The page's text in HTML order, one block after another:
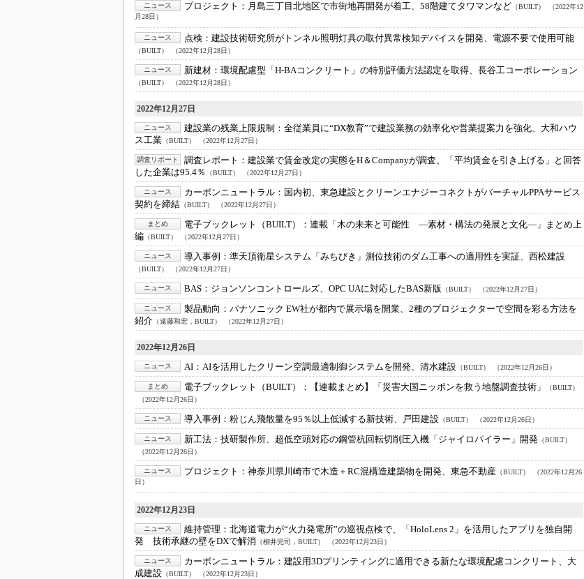
ニュース プロジェクト： 月島三丁目北地区で市街地再開発が着工、58階建てタワマンなど （BUILT） （2022年12
月28日）
ニュース 点検： 建設技術研究所がトンネル照明灯具の取付異常検知デバイスを開発、電源不要で使用可能
（BUILT） （2022年12月28日）
ニュース 新建材： 環境配慮型「H-BAコンクリート」の特別評価方法認定を取得、長谷工コーポレーション
（BUILT） （2022年12月28日）
2022年12月27日
ニュース 建設業の残業上限規制： 全従業員に“DX教育”で建設業務の効率化や営業提案力を強化、大和ハウ
ス工業 （BUILT） （2022年12月27日）
調査リポート 調査レポート： 建設業で賃金改定の実態をH＆Companyが調査、「平均賃金を引き上げる」と回答
した企業は95.4％
（BUILT） （2022年12月27日）
ニュース カーボンニュートラル： 国内初、東急建設とクリーンエナジーコネクトがバーチャルPPAサービス
契約を締結 （BUILT） （2022年12月27日）
まとめ 電子ブックレット（BUILT）： 連載「木の未来と可能性 ―素材・構法の発展と文化―」まとめ上
編 （BUILT） （2022年12月27日）
ニュース 導入事例： 準天頂衛星システム「みちびき」測位技術のダム工事への適用性を実証、西松建設
（BUILT） （2022年12月27日）
ニュース BAS： ジョンソンコントロールズ、OPC UAに対応したBAS新版 （BUILT） （2022年12月27日）
ニュース 製品動向： パナソニック EW社が都内で展示場を開業、2種のプロジェクターで空間を彩る方法を
紹介 （遠藤和宏，BUILT） （2022年12月27日）
2022年12月26日
ニュース AI： AIを活用したクリーン空調最適制御システムを開発、清水建設 （BUILT） （2022年12月26日）
まとめ 電子ブックレット（BUILT）： 【連載まとめ】「災害大国ニッポンを救う地盤調査技術」
（BUILT）
（2022年12月26日）
ニュース 導入事例： 粉じん飛散量を95％以上低減する新技術、戸田建設 （BUILT） （2022年12月26日）
ニュース 新工法： 技研製作所、超低空頭対応の鋼管杭回転切削圧入機「ジャイロパイラー」開発 （BUILT）
（2022年12月26日）
ニュース プロジェクト： 神奈川県川崎市で木造＋RC混構造建築物を開発、東急不動産 （BUILT） （2022年12月26
日）
2022年12月23日
ニュース 維持管理： 北海道電力が“火力発電所”の巡視点検で、「HoloLens 2」を活用したアプリを独自開
発 技術承継の壁をDXで解消 （柳井完司，BUILT） （2022年12月23日）
ニュース カーボンニュートラル： 建設用3Dプリンティングに適用できる新たな環境配慮コンクリート、大
成建設 （BUILT） （2022年12月23日）